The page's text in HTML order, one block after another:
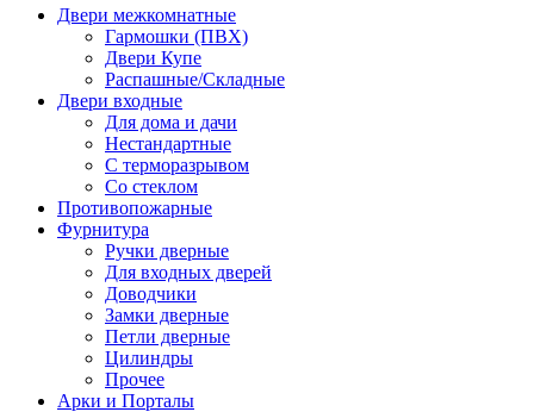
Двери межкомнатные
Гармошки (ПВХ)
Двери Купе
Распашные/Складные
Двери входные
Для дома и дачи
Нестандартные
С терморазрывом
Со стеклом
Противопожарные
Фурнитура
Ручки дверные
Для входных дверей
Доводчики
Замки дверные
Петли дверные
Цилиндры
Прочее
Арки и Порталы